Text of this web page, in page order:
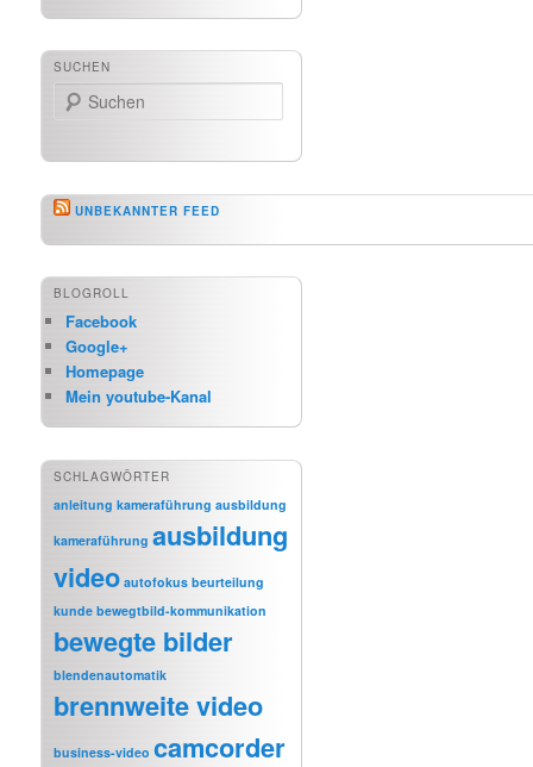
SUCHEN
Suchen
UNBEKANNTER FEED
BLOGROLL
Facebook
Google+
Homepage
Mein youtube-Kanal
SCHLAGWÖRTER
anleitung kameraführung ausbildung
kameraführung ausbildung
video autofokus beurteilung
kunde bewegtbild-kommunikation
bewegte bilder
blendenautomatik
brennweite video
business-video camcorder